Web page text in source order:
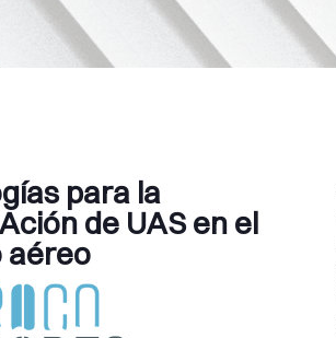
para la
de UAS en el
aéreo